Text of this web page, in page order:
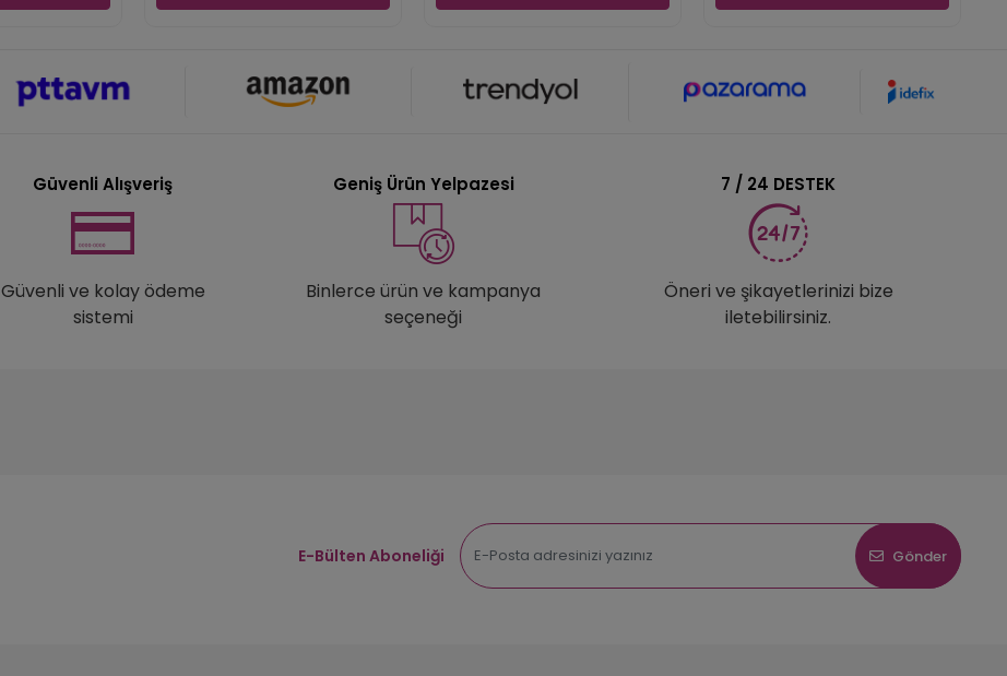
Güvenli Alışveriş
Güvenli ve kolay ödeme
sistemi
Geniş Ürün Yelpazesi
Binlerce ürün ve kampanya
seçeneği
7 / 24 DESTEK
Öneri ve şikayetlerinizi bize
iletebilirsiniz.
E-Bülten Aboneliği
Gönder